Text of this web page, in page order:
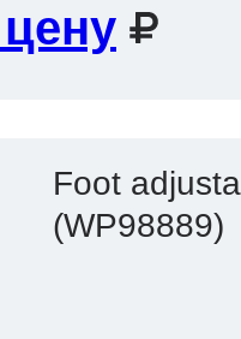
Foot
(WP98889)